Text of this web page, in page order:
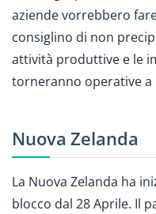
aziende vorrebbero
consiglino di non
attività produttive e le
torneranno operative a
Nuova Zelanda
La Nuova Zelanda ha
blocco dal 28 Aprile. Il